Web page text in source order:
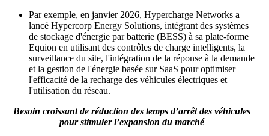
Par exemple, en janvier 2026, Hypercharge Networks a
lancé Hypercorp Energy Solutions, intégrant des systèmes
de stockage d'énergie par batterie (BESS) à sa plate-forme
Equion en utilisant des contrôles de charge intelligents, la
surveillance du site, l'intégration de la réponse à la demande
et la gestion de l'énergie basée sur SaaS pour optimiser
l'efficacité de la recharge des véhicules électriques et
l'utilisation du réseau.
Besoin croissant de réduction des temps d’arrêt des véhicules
pour stimuler l’expansion du marché